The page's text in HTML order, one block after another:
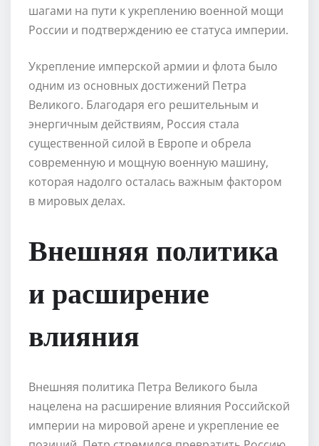
шагами на пути к укреплению военной мощи
России и подтверждению ее статуса империи.
Укрепление имперской армии и флота было
одним из основных достижений Петра
Великого. Благодаря его решительным и
энергичным действиям, Россия стала
существенной силой в Европе и обрела
современную и мощную военную машину,
которая надолго осталась важным фактором
в мировых делах.
Внешняя политика
и расширение
влияния
Внешняя политика Петра Великого была
нацелена на расширение влияния Российской
империи на мировой арене и укрепление ее